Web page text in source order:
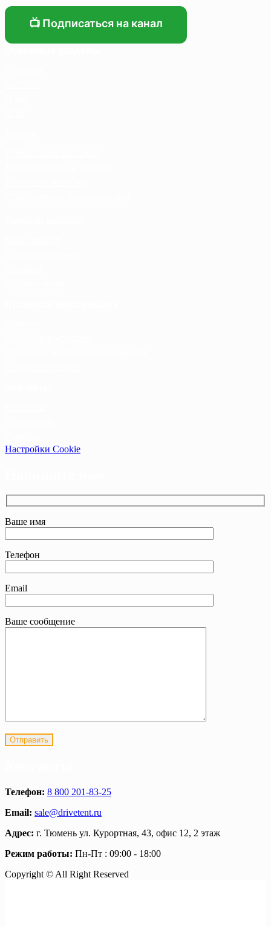
📺 Подписаться на канал
Настройки Cookie
Ваше имя
Телефон
Email
Ваше сообщение
Телефон: 8 800 201-83-25
Email: sale@drivetent.ru
Адрес: г. Тюмень ул. Курортная, 43, офис 12, 2 этаж
Режим работы: Пн-Пт : 09:00 - 18:00
Copyright © All Right Reserved